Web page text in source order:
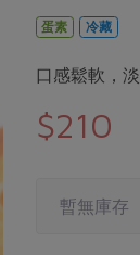
蛋素 冷藏
口感鬆軟，
$210
暫無庫存